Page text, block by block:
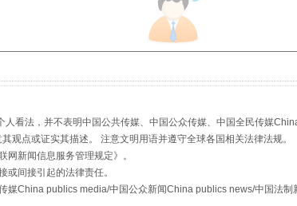
从幼儿园到大学，有这些资助
人看法，并不表明中国公共传媒、中国公众传媒、中国全民传媒
观点或证实其描述。 注意文明用语并遵守全球各国相关法律法规。
网新闻信息服务管理规定》。
或间接引起的法律责任。
媒China publics media/中国公众新闻China publics news/中国法